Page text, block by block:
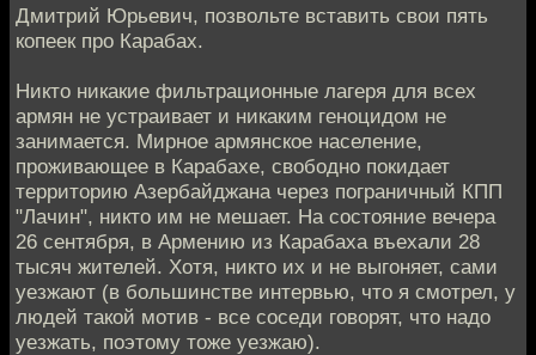
Дмитрий Юрьевич, позвольте вставить свои пять
копеек про Карабах.
Никто никакие фильтрационные лагеря для всех
армян не устраивает и никаким геноцидом не
занимается. Мирное армянское население,
проживающее в Карабахе, свободно покидает
территорию Азербайджана через пограничный КПП
"Лачин", никто им не мешает. На состояние вечера
26 сентября, в Армению из Карабаха въехали 28
тысяч жителей. Хотя, никто их и не выгоняет, сами
уезжают (в большинстве интервью, что я смотрел, у
людей такой мотив - все соседи говорят, что надо
уезжать, поэтому тоже уезжаю).